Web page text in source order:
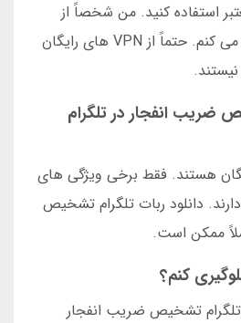
استفاده کنید. من شخصاً از
سرورهای آلمان استفاده می کنم. حتماً از VPN های رایگان
ضریب انفجار در تلگرام
هستند. فقط برخی ویژگی های
دانلود ربات تلگرام تشخیص
ممکن است.
کنم؟
تلگرام تشخیص ضریب انفجار